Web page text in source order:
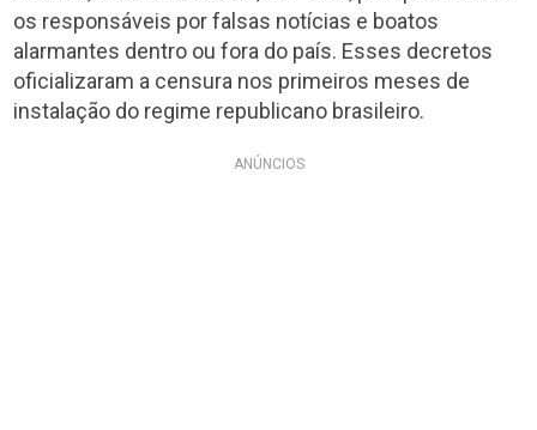
os responsáveis por falsas notícias e boatos
alarmantes dentro ou fora do país. Esses decretos
oficializaram a censura nos primeiros meses de
instalação do regime republicano brasileiro.
ANÚNCIOS